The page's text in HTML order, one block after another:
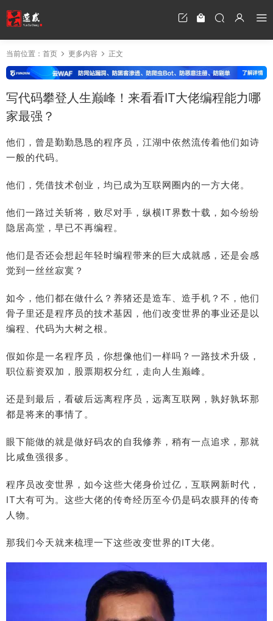
当前位置： 首页 更多内容 正文
写代码攀登人生巅峰！来看看IT大佬编程能力哪
家最强？
他们，曾是勤勤恳恳的程序员，江湖中依然流传着他们如诗
一般的代码。
他们，凭借技术创业，均已成为互联网圈内的一方大佬。
他们一路过关斩将，败尽对手，纵横IT界数十载，如今纷纷
隐居高堂，早已不再编程。
他们是否还会想起年轻时编程带来的巨大成就感，还是会感
觉到一丝丝寂寞？
如今，他们都在做什么？养猪还是造车、造手机？不，他们
骨子里还是程序员的技术基因，他们改变世界的事业还是以
编程、代码为大树之根。
假如你是一名程序员，你想像他们一样吗？一路技术升级，
职位薪资双加，股票期权分红，走向人生巅峰。
还是到最后，看破后远离程序员，远离互联网，孰好孰坏那
都是将来的事情了。
眼下能做的就是做好码农的自我修养，稍有一点追求，那就
比咸鱼强很多。
程序员改变世界，如今这些大佬身价过亿，互联网新时代，
IT大有可为。这些大佬的传奇经历至今仍是码农膜拜的传奇
人物。
那我们今天就来梳理一下这些改变世界的IT大佬。